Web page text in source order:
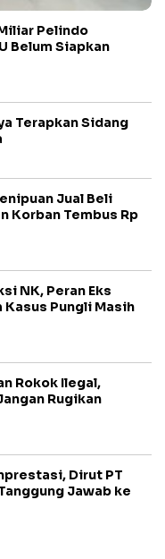
Pelindo
Belum Siapkan
Terapkan Sidang
Jual Beli
Korban Tembus Rp
NK, Peran Eks
Kasus Pungli Masih
Rokok Ilegal,
Rugikan
Dirut PT
Jawab ke